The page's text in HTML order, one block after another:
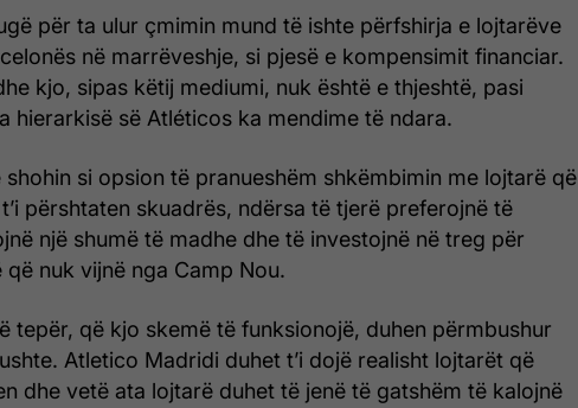
për ta ulur çmimin mund të ishte përfshirja e lojtarëve
në marrëveshje, si pjesë e kompensimit financiar.
kjo, sipas këtij mediumi, nuk është e thjeshtë, pasi
hierarkisë së Atléticos ka mendime të ndara.
shohin si opsion të pranueshëm shkëmbimin me lojtarë që
përshtaten skuadrës, ndërsa të tjerë preferojnë të
një shumë të madhe dhe të investojnë në treg për
që nuk vijnë nga Camp Nou.
tepër, që kjo skemë të funksionojë, duhen përmbushur
Atletico Madridi duhet t’i dojë realisht lojtarët që
dhe vetë ata lojtarë duhet të jenë të gatshëm të kalojnë